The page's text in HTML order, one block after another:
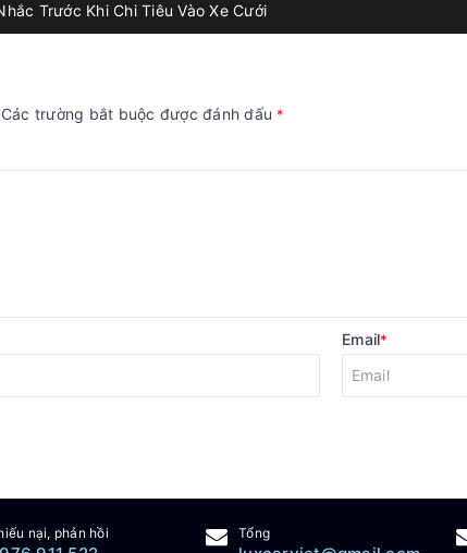
Trước Khi Chi Tiêu Vào Xe Cưới
trường bắt buộc được đánh dấu *
Email*
nại, phản hồi Tổng